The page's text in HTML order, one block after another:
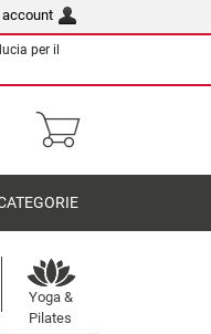
account
per il
Yoga &
Pilates